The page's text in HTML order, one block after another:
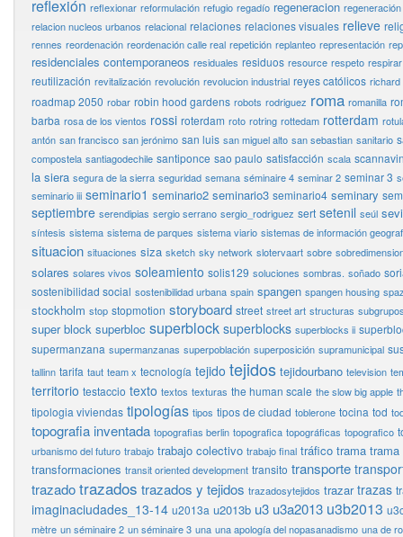
reflexión reflexionar reformulación refugio regadío regeneracion
relacion nucleos urbanos relacional relaciones relaciones visuales relieve
rennes reordenación reordenación calle real repetición replanteo representación
residenciales contemporaneos residuales residuos resource respeto respirar
reutilización revitalización revolución revolucion industrial reyes católicos
roadmap 2050 robar robin hood gardens robots rodriguez roma romanilla
barba rosa de los vientos rossi roterdam roto rotring rottedam rotterdam
antón san francisco san jerónimo san luis san miguel alto san sebastian sanitario
compostela santiagodechile santiponce sao paulo satisfacción scala
la siera segura de la sierra seguridad semana séminaire 4 seminar 2 seminar 3
seminario iii seminario1 seminario2 seminario3 seminario4 seminary
septiembre serendipias sergio serrano sergio_rodriguez sert setenil seúl
síntesis sistema sistema de parques sistema viario sistemas de información
situacion situaciones siza sketch sky network slotervaart sobre
solares solares vivos soleamiento solis129 soluciones sombras. soñado
sostenibilidad social sostenibilidad urbana spain spangen spangen housing
stockholm stop stopmotion storyboard street street art structuras
super block superbloc superblock superblocks superblocks ii
supermanzana supermanzanas superpoblación superposición supramunicipal
tallinn tarifa taut team x tecnología tejido tejidos tejidourbano television
territorio testaccio texto textos texturas the human scale the slow big apple
tipologia viviendas tipologías tipos tipos de ciudad toblerone tocina tod
topografia inventada topografias berlin topografica topográficas topografico
urbanismo del futuro trabajo trabajo colectivo trabajo final tráfico trama trama
transformaciones transit oriented development transito transporte
trazadotrazados trazados y tejidos trazadosytejidos trazar trazas
imaginaciudades_13-14 u2013a u2013b u3 u3a2013 u3b2013
mètre un séminaire 2 un séminaire 3 una una apología del nopasanadismo una de